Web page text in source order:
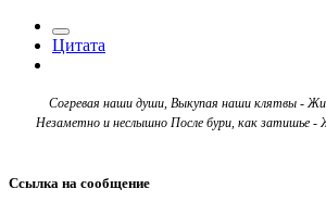
Цитата
Согревая наши души, Выкупая наши клятвы -
Незаметно и неслышно После бури, как затишье -
Ссылка на сообщение